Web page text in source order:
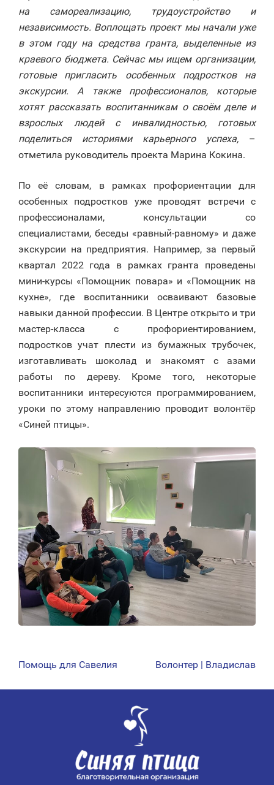
на самореализацию, трудоустройство и
независимость. Воплощать проект мы начали уже
в этом году на средства гранта, выделенные из
краевого бюджета. Сейчас мы ищем организации,
готовые пригласить особенных подростков на
экскурсии. А также профессионалов, которые
хотят рассказать воспитанникам о своём деле и
взрослых людей с инвалидностью, готовых
поделиться историями карьерного успеха, –
отметила руководитель проекта Марина Кокина.
По её словам, в рамках профориентации для
особенных подростков уже проводят встречи с
профессионалами, консультации со
специалистами, беседы «равный-равному» и даже
экскурсии на предприятия. Например, за первый
квартал 2022 года в рамках гранта проведены
мини-курсы «Помощник повара» и «Помощник на
кухне», где воспитанники осваивают базовые
навыки данной профессии. В Центре открыто и три
мастер-класса с профориентированием,
подростков учат плести из бумажных трубочек,
изготавливать шоколад и знакомят с азами
работы по дереву. Кроме того, некоторые
воспитанники интересуются программированием,
уроки по этому направлению проводит волонтёр
«Синей птицы».
НАВИГАЦИЯ
ПО
Помощь для Савелия Волонтер | Владислав